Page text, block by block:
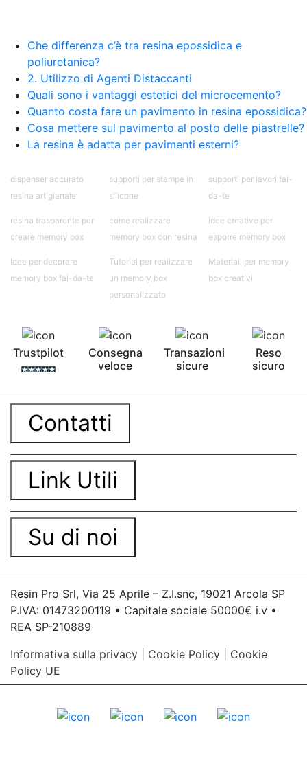
Che differenza c’è tra resina epossidica e
poliuretanica?
2. Utilizzo di Agenti Distaccanti
Quali sono i vantaggi estetici del microcemento?
Quanto costa fare un pavimento in resina epossidica?
Cosa mettere sul pavimento al posto delle piastrelle?
La resina è adatta per pavimenti esterni?
dispenser accurato
resina artigianale
supporti per stampe in
silicone
supporti per lavori fai-
da-te
resina trasparente per
creare memory box
come realizzare
memory box con resina
idee creative per
esporre memory box
Idee per decorare
memory box fai-da-te
Tutorial per realizzare
un memory box
personalizzato
Materiali per memory
box creativi
Trustpilot
Consegna
veloce
Transazioni
sicure
Reso
sicuro
Contatti
Link Utili
Su di noi
Resin Pro Srl, Via 25 Aprile – Z.I.snc, 19021 Arcola SP
P.IVA: 01473200119 • Capitale sociale 50000€ i.v •
REA SP-210889
Informativa sulla privacy
Cookie Policy
Cookie
Policy UE